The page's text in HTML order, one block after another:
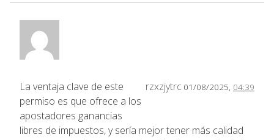
rzxzjytrc 01/08/2025, 04:39
La ventaja clave de este
permiso es que ofrece a los
apostadores ganancias
libres de impuestos, y sería mejor tener más calidad